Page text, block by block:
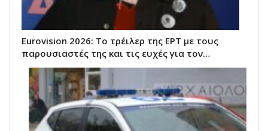
Eurovision 2026: Το τρέιλερ της ΕΡΤ με τους
παρουσιαστές της και τις ευχές για τον…